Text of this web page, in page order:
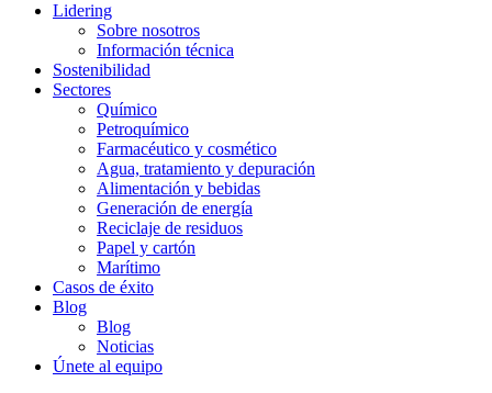
Lidering
Sobre nosotros
Información técnica
Sostenibilidad
Sectores
Químico
Petroquímico
Farmacéutico y cosmético
Agua, tratamiento y depuración
Alimentación y bebidas
Generación de energía
Reciclaje de residuos
Papel y cartón
Marítimo
Casos de éxito
Blog
Blog
Noticias
Únete al equipo